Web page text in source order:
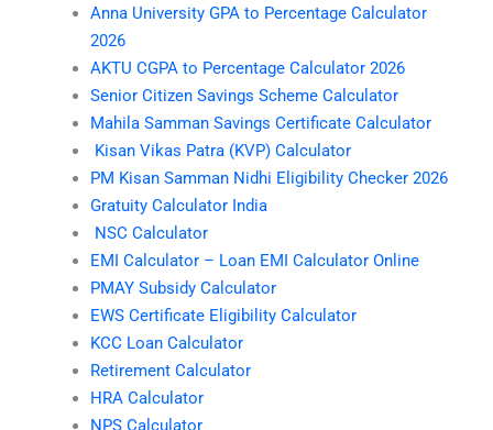
Anna University GPA to Percentage Calculator
2026
AKTU CGPA to Percentage Calculator 2026
Senior Citizen Savings Scheme Calculator
Mahila Samman Savings Certificate Calculator
Kisan Vikas Patra (KVP) Calculator
PM Kisan Samman Nidhi Eligibility Checker 2026
Gratuity Calculator India
NSC Calculator
EMI Calculator – Loan EMI Calculator Online
PMAY Subsidy Calculator
EWS Certificate Eligibility Calculator
KCC Loan Calculator
Retirement Calculator
HRA Calculator
NPS Calculator